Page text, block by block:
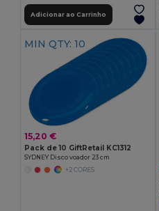
Adicionar ao Carrinho
MIN QTY: 10
15,20 €
Pack de 10 GiftRetail KC1312
SYDNEY Disco voador 23 cm
+2 CORES